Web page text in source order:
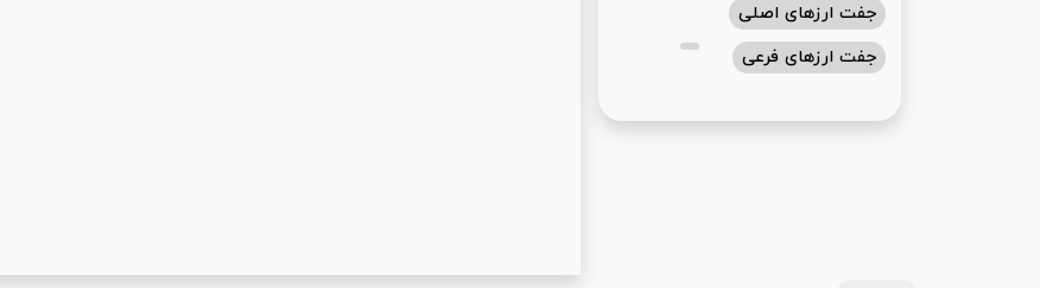
جفت ارزهای اصلی
جفت ارزهای فرعی